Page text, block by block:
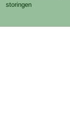
storingen